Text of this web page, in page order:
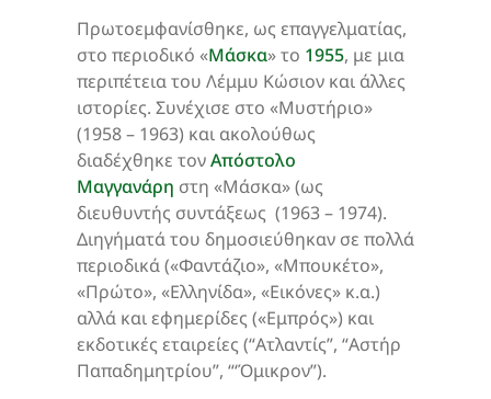
Πρωτοεμφανίσθηκε, ως επαγγελματίας,
στo περιοδικό «Μάσκα» το 1955, με μια
περιπέτεια του Λέμμυ Κώσιον και άλλες
ιστορίες. Συνέχισε στο «Μυστήριο»
(1958 – 1963) και ακολούθως
διαδέχθηκε τονΑπόστολο
Μαγγανάρη στη «Μάσκα» (ως
διευθυντής συντάξεως (1963 – 1974).
Διηγήματά του δημοσιεύθηκαν σε πολλά
περιοδικά («Φαντάζιο», «Μπουκέτο»,
«Πρώτο», «Ελληνίδα», «Εικόνες» κ.α.)
αλλά και εφημερίδες («Εμπρός») και
εκδοτικές εταιρείες (“Ατλαντίς”, “Αστήρ
Παπαδημητρίου”, “‘Όμικρον”).